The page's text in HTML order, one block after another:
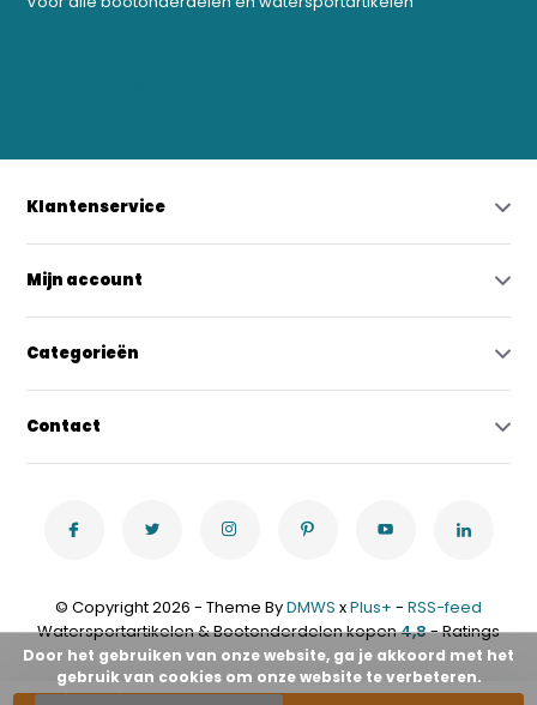
Klantenservice
Mijn account
Categorieën
Contact
© Copyright 2026 - Theme ByDMWS xPlus+ - RSS-feed
Watersportartikelen & Bootonderdelen kopen4,8- Ratings
Door het gebruiken van onze website, ga je akkoord met het
gebruik van cookies om onze website te verbeteren.